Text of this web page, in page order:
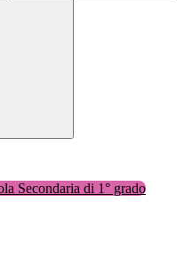
Secondaria di 1° grado